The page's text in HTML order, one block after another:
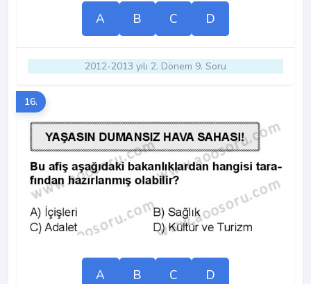
A B C D
2012-2013 yılı 2. Dönem 9. Soru
16.
A B C D